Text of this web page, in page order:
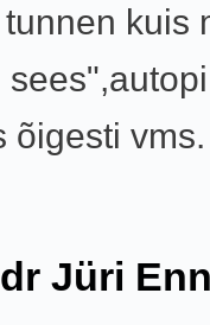
kuis
õigesti vms.
Jüri